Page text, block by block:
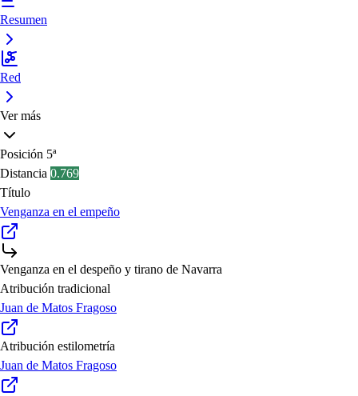
Resumen
Red
Ver más
Posición 5ª
Distancia 0.769
Título
Venganza en el empeño
Venganza en el despeño y tirano de Navarra
Atribución tradicional
Juan de Matos Fragoso
Atribución estilometría
Juan de Matos Fragoso